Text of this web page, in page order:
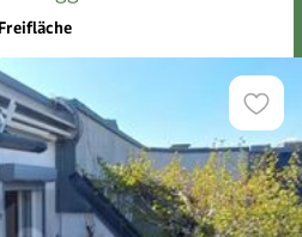
Top 5!
Freifläche